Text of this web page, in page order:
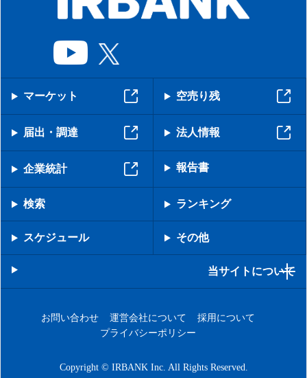
マーケット 空売り残
届出・調達 法人情報
企業統計 報告書
検索 ランキング
スケジュール その他
当サイトについて
お問い合わせ 運営会社について
採用について
プライバシーポリシー
Copyright © IRBANK Inc. All Rights Reserved.